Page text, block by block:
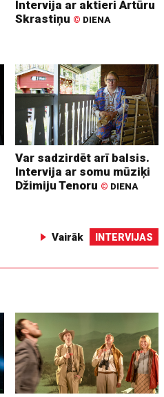
Intervija ar aktieri Artūru
Skrastiņu © DIENA
Var sadzirdēt arī balsis.
Intervija ar somu mūziķi
Džimiju Tenoru © DIENA
Vairāk INTERVIJAS